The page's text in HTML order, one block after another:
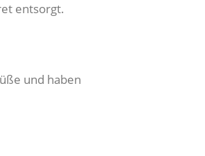
entsorgt.
und haben